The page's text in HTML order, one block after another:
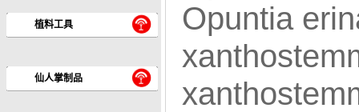
植料工具
仙人掌制品
Opuntia